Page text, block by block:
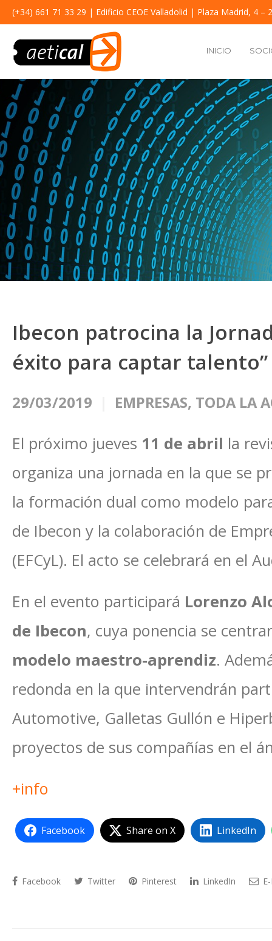
(+34) 661 71 33 29 | Edificio CEOE Valladolid | Plaza Madrid, 4 –
INICIO
Ibecon patrocina la
éxito para captar talento”
29/03/2019 EMPRESAS, TODA LA
El próximo jueves 11 de abril la
organiza una jornada en la que se
la formación dual como modelo
de Ibecon y la colaboración de
(EFCyL). El acto se celebrará en el
En el evento participará Lorenzo
de Ibecon, cuya ponencia se
modelo maestro-aprendiz.
redonda en la que intervendrán
Automotive, Galletas Gullón e
proyectos de sus compañías en el
+info
Facebook Share on X LinkedIn
Facebook Twitter Pinterest LinkedIn